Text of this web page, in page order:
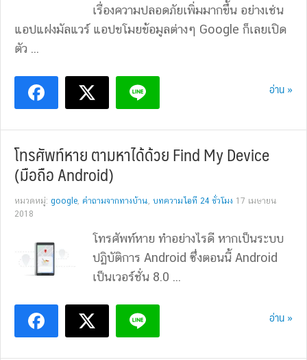
เรื่องความปลอดภัยเพิ่มมากขึ้น อย่างเช่น
แอปแฝงมัลแวร์ แอปขโมยข้อมูลต่างๆ Google ก็เลยเปิด
ตัว ...
อ่าน »
โทรศัพท์หาย ตามหาได้ด้วย Find My Device
(มือถือ Android)
หมวดหมู่: google, คำถามจากทางบ้าน, บทความไอที 24 ชั่วโมง 17 เมษายน
2018
โทรศัพท์หาย ทำอย่างไรดี หากเป็นระบบ
ปฏิบัติการ Android ซึ่งตอนนี้ Android
เป็นเวอร์ชั่น 8.0 ...
อ่าน »